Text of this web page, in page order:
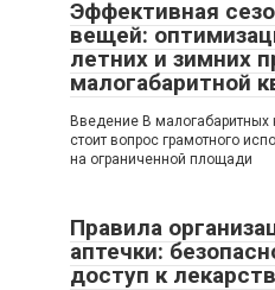
Эффективная
вещей:
летних и зимних
малогабаритной
Введение В малогабаритных
стоит вопрос грамотного
на ограниченной площади
Правила
аптечки:
доступ к